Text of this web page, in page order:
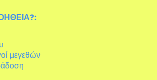
μεγεθών